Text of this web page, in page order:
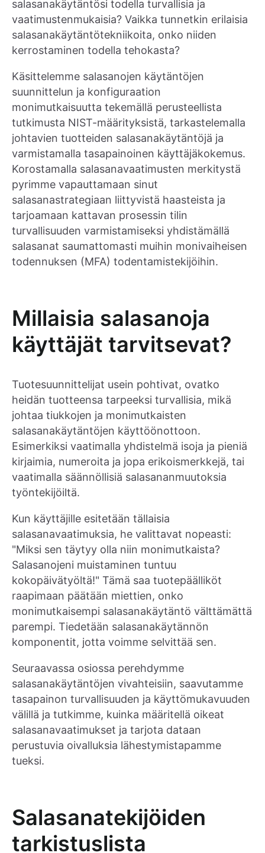
salasanakäytäntösi todella turvallisia ja
vaatimustenmukaisia? Vaikka tunnetkin erilaisia
salasanakäytäntötekniikoita, onko niiden
kerrostaminen todella tehokasta?
Käsittelemme salasanojen käytäntöjen
suunnittelun ja konfiguraation
monimutkaisuutta tekemällä perusteellista
tutkimusta NIST-määrityksistä, tarkastelemalla
johtavien tuotteiden salasanakäytäntöjä ja
varmistamalla tasapainoinen käyttäjäkokemus.
Korostamalla salasanavaatimusten merkitystä
pyrimme vapauttamaan sinut
salasanastrategiaan liittyvistä haasteista ja
tarjoamaan kattavan prosessin tilin
turvallisuuden varmistamiseksi yhdistämällä
salasanat saumattomasti muihin monivaiheisen
todennuksen (MFA) todentamistekijöihin.
Millaisia salasanoja
käyttäjät tarvitsevat?
Tuotesuunnittelijat usein pohtivat, ovatko
heidän tuotteensa tarpeeksi turvallisia, mikä
johtaa tiukkojen ja monimutkaisten
salasanakäytäntöjen käyttöönottoon.
Esimerkiksi vaatimalla yhdistelmä isoja ja pieniä
kirjaimia, numeroita ja jopa erikoismerkkejä, tai
vaatimalla säännöllisiä salasananmuutoksia
työntekijöiltä.
Kun käyttäjille esitetään tällaisia
salasanavaatimuksia, he valittavat nopeasti:
"Miksi sen täytyy olla niin monimutkaista?
Salasanojeni muistaminen tuntuu
kokopäivätyöltä!" Tämä saa tuotepäälliköt
raapimaan päätään miettien, onko
monimutkaisempi salasanakäytäntö välttämättä
parempi. Tiedetään salasanakäytännön
komponentit, jotta voimme selvittää sen.
Seuraavassa osiossa perehdymme
salasanakäytäntöjen vivahteisiin, saavutamme
tasapainon turvallisuuden ja käyttömukavuuden
välillä ja tutkimme, kuinka määritellä oikeat
salasanavaatimukset ja tarjota dataan
perustuvia oivalluksia lähestymistapamme
tueksi.
Salasanatekijöiden
tarkistuslista